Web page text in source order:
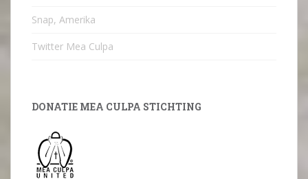
Snap, Amerika
Twitter Mea Culpa
DONATIE MEA CULPA STICHTING